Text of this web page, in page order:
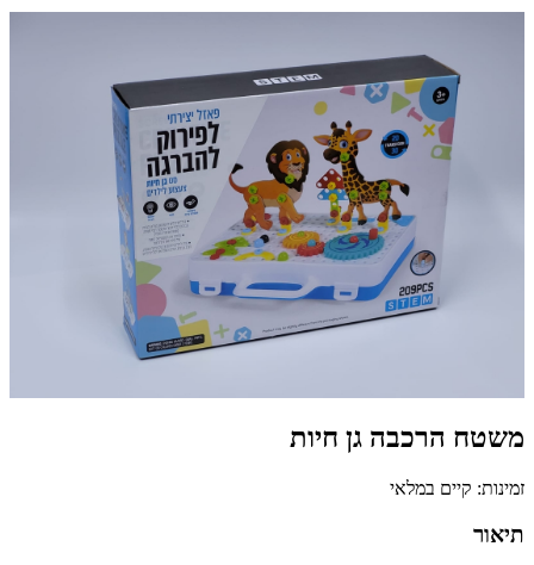
משטח הרכבה גן חיות
זמינות: קיים במלאי
תיאור